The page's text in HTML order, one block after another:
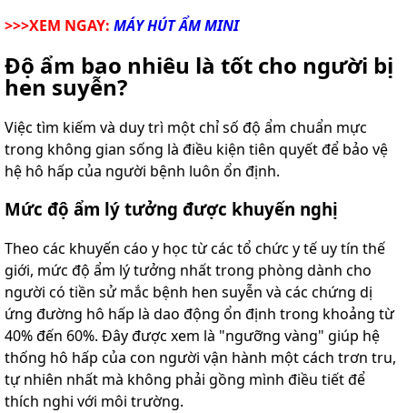
>>>XEM NGAY: MÁY HÚT ẨM MINI
Độ ẩm bao nhiêu là tốt cho người bị
hen suyễn?
Việc tìm kiếm và duy trì một chỉ số độ ẩm chuẩn mực
trong không gian sống là điều kiện tiên quyết để bảo vệ
hệ hô hấp của người bệnh luôn ổn định.
Mức độ ẩm lý tưởng được khuyến nghị
Theo các khuyến cáo y học từ các tổ chức y tế uy tín thế
giới, mức độ ẩm lý tưởng nhất trong phòng dành cho
người có tiền sử mắc bệnh hen suyễn và các chứng dị
ứng đường hô hấp là dao động ổn định trong khoảng từ
40% đến 60%. Đây được xem là "ngưỡng vàng" giúp hệ
thống hô hấp của con người vận hành một cách trơn tru,
tự nhiên nhất mà không phải gồng mình điều tiết để
thích nghi với môi trường.